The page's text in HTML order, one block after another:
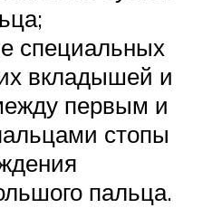
специальных
вкладышей и
первым и
стопы
пальца.